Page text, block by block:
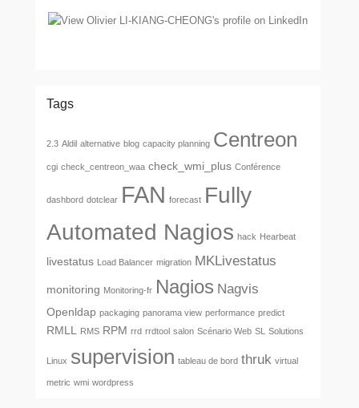
Tags
2.3 Aldil alternative blog capacity planning Centreon
cgi check_centreon_waa check_wmi_plus Conférence
dashbord dotclear FAN forecast Fully
Automated Nagios hack Hearbeat
livestatus Load Balancer migration MKLivestatus
monitoring Monitoring-fr Nagios Nagvis
Openldap packaging panorama view performance predict
RMLL RMS RPM rrd rrdtool salon Scénario Web SL Solutions
Linux supervision tableau de bord thruk virtual
metric wmi wordpress